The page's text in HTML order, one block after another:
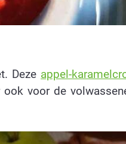
Deze appel-
voor de